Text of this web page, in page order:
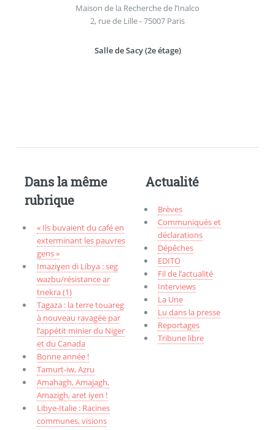
Maison de la Recherche de l’Inalco
2, rue de Lille - 75007 Paris
Salle de Sacy (2e étage)
Dans la même
rubrique
« Ils buvaient du café en
exterminant les pauvres
gens »
Imaziɣen di Libya : seg
wazbu/résistance ar
tnekra (1)
Tagaza : la terre touareg
à nouveau ravagée par
l’appétit minier du Niger
et du Canada
Bonne année !
Tamurt-iw, Aẓru
Amahagh, Amajagh,
Amazigh, aret iyen !
Libye-Italie : Racines
communes, visions
Actualité
Brèves
Communiqués et
déclarations
Dépêches
EDITO
Fil de l’actualité
Interviews
La Une
Lu dans la presse
Reportages
Tribune libre